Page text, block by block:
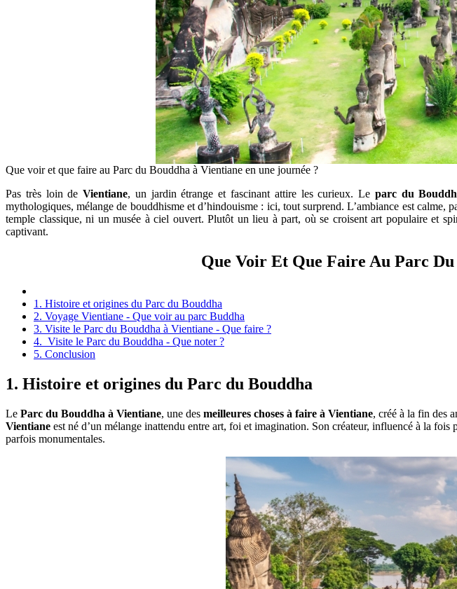
Que voir et que faire au Parc du Bouddha à Vientiane en une journée ?
Pas très loin deVientiane, un jardin étrange et fascinant attire les curieux. Le parc du
mythologiques, mélange de bouddhisme et d’hindouisme : ici, tout surprend. L’ambiance est calme,
temple classique, ni un musée à ciel ouvert. Plutôt un lieu à part, où se croisent art populaire et
captivant.
Que Voir Et Que Faire Au Parc
1. Histoire et origines du Parc du Bouddha
2. Voyage Vientiane - Que voir au parc Buddha
3. Visite le Parc du Bouddha à Vientiane - Que faire ?
4. Visite le Parc du Bouddha - Que noter ?
5. Conclusion
1. Histoire et origines du Parc du Bouddha
Le Parc du Bouddha à Vientiane, une des meilleures choses à faire à Vientiane, créé à la fin des
Vientiane est né d’un mélange inattendu entre art, foi et imagination. Son créateur, influencé à la
parfois monumentales.